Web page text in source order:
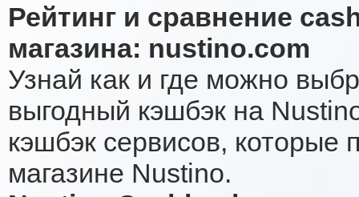
Рейтинг и сравнение
магазина: nustino.com
Узнай как и где можно
выгодный кэшбэк на
кэшбэк сервисов, которые
магазине Nustino.